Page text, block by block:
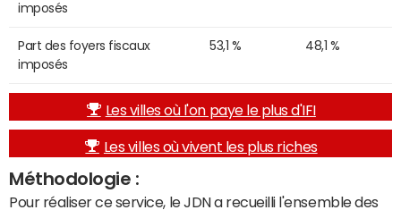
imposés
Part des foyers fiscaux
imposés
53,1 % 48,1 %
Les villes où l'on paye le plus d'IFI
Les villes où vivent les plus riches
Méthodologie :
Pour réaliser ce service, le JDN a recueilli l'ensemble des